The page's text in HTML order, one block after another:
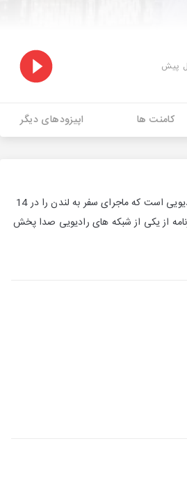
کامنت ها اپیزودهای دیگر
سفرنامه لندن یک سفرنامه رادیویی است که ماجرای سفر به لندن را در 14
از یکی از شبکه های رادیویی صدا پخش